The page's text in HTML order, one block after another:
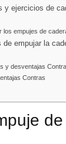
y ejercicios de
los empujes de
empujar la
y desventajas
Contras